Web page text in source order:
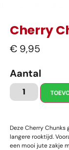
Cherry
€ 9,95
Aantal
Deze Cherry
langere rooktijd.
een mooi jute zakje